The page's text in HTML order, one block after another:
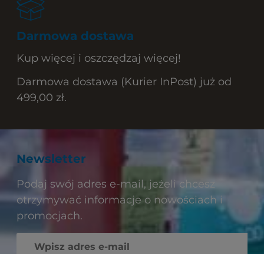
Darmowa dostawa
Kup więcej i oszczędzaj więcej!
Darmowa dostawa (Kurier InPost) już od
499,00 zł.
Newsletter
Podaj swój adres e-mail, jeżeli chcesz
otrzymywać informacje o nowościach i
promocjach.